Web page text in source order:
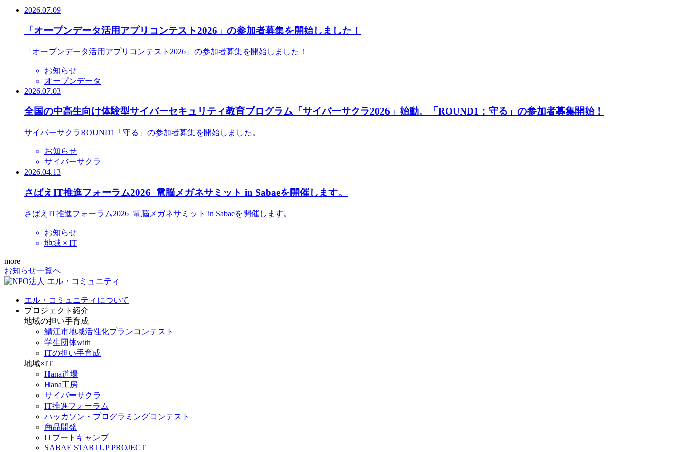
2026.07.09
「オープンデータ活用アプリコンテスト2026」の参加者募集を開始しました！
「オープンデータ活用アプリコンテスト2026」の参加者募集を開始しました！
お知らせ
オープンデータ
2026.07.03
全国の中高生向け体験型サイバーセキュリティ教育プログラム「サイバーサクラ2026」始動。「ROUND1：守る」の参加者募集開始！
サイバーサクラROUND1「守る」の参加者募集を開始しました。
お知らせ
サイバーサクラ
2026.04.13
さばえIT推進フォーラム2026_電脳メガネサミット in Sabaeを開催します。
さばえIT推進フォーラム2026_電脳メガネサミット in Sabaeを開催します。
お知らせ
地域 × IT
more
お知らせ一覧へ
エル・コミュニティについて
プロジェクト紹介
地域の担い手育成
鯖江市地域活性化プランコンテスト
学生団体with
ITの担い手育成
地域×IT
Hana道場
Hana工房
サイバーサクラ
IT推進フォーラム
ハッカソン・プログラミングコンテスト
商品開発
ITブートキャンプ
SABAE STARTUP PROJECT